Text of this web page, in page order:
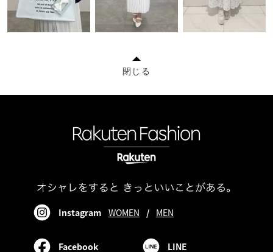
閉じる
Instagram WOMEN / MEN
Facebook LINE